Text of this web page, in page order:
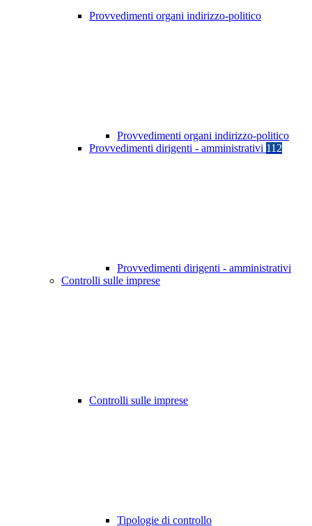
Provvedimenti organi indirizzo-politico
Provvedimenti organi indirizzo-politico
Provvedimenti dirigenti - amministrativi 112
Provvedimenti dirigenti - amministrativi
Controlli sulle imprese
Controlli sulle imprese
Tipologie di controllo